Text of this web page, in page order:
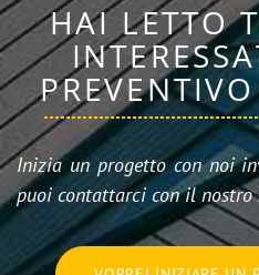
HAI LETTO
Inizia un progetto con noi
puoi contattarci con il nostro